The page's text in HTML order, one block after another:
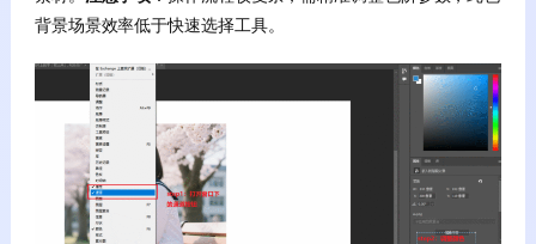
背景场景效率低于快速选择工具。